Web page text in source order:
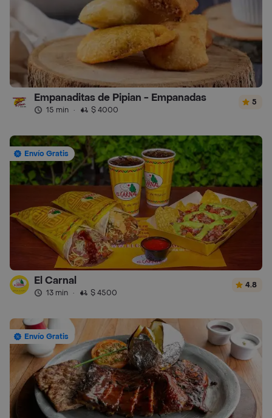
Empanaditas de Pipian - Empanadas
15 min · $ 4000
5
Envío Gratis
El Carnal
13 min · $ 4500
4.8
Envío Gratis